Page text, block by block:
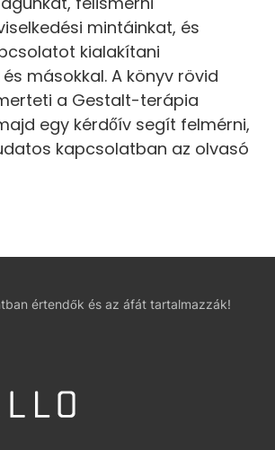
mintáinkat, és
kialakítani
másokkal. A könyv rövid
a Gestalt-terápia
egy kérdőív segít felmérni,
kapcsolatban az olvasó
értendők és az áfát tartalmazzák!